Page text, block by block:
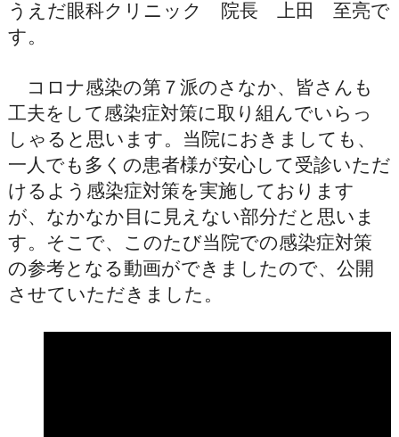
うえだ眼科クリニック 院長 上田 至亮で
す。
コロナ感染の第７派のさなか、皆さんも
工夫をして感染症対策に取り組んでいらっ
しゃると思います。当院におきましても、
一人でも多くの患者様が安心して受診いただ
けるよう感染症対策を実施しております
が、なかなか目に見えない部分だと思いま
す。そこで、このたび当院での感染症対策
の参考となる動画ができましたので、公開
させていただきました。